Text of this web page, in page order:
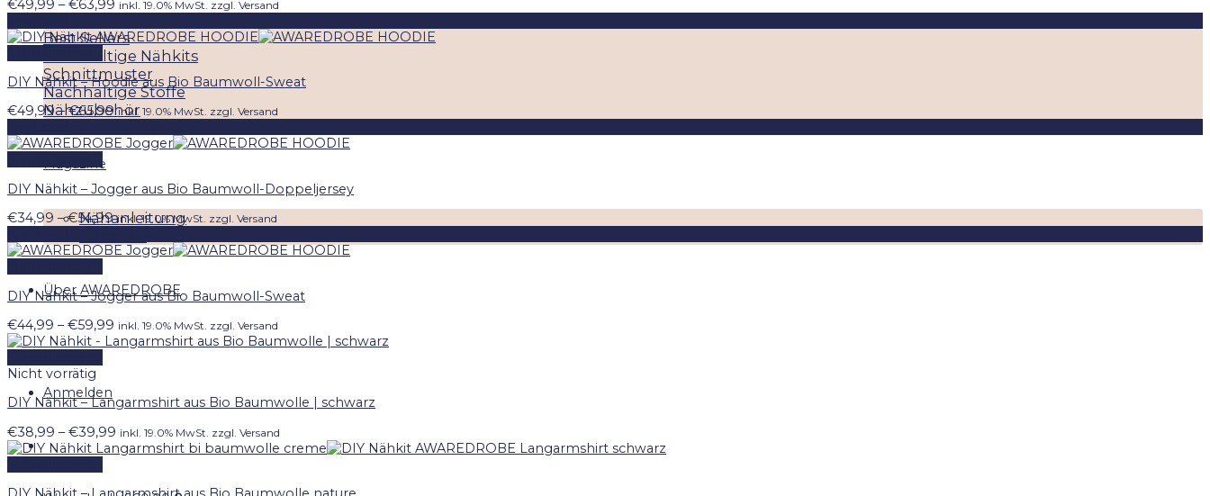
Best Sellers
Nachhaltige Nähkits
Schnittmuster
Nachhaltige Stoffe
Nähzubehör
Magazine
Nähanleitung
Über AWAREDROBE
Anmelden
€49,99 –€63,99
bis
€63,99
inkl. 19.0% MwSt. zzgl. Versand
DIY Nähkit – Hoodie aus Bio Baumwoll-Sweat
€49,99 –€65,99Preisspanne:
bis
inkl. 19.0% MwSt. zzgl. Versand
DIY Nähkit – Jogger aus Bio Baumwoll-Doppeljersey
€34,99 –€54,99Preisspanne:
bis
inkl. 19.0% MwSt. zzgl. Versand
DIY Nähkit – Jogger aus Bio Baumwoll-Sweat
€44,99 –€59,99 Preisspanne:
€44,99
inkl. 19.0% MwSt. zzgl. Versand
Nicht vorrätig
DIY Nähkit – Langarmshirt aus Bio Baumwolle | schwarz
€38,99 –€39,99 Preisspanne:
€38,99
inkl. 19.0% MwSt. zzgl. Versand